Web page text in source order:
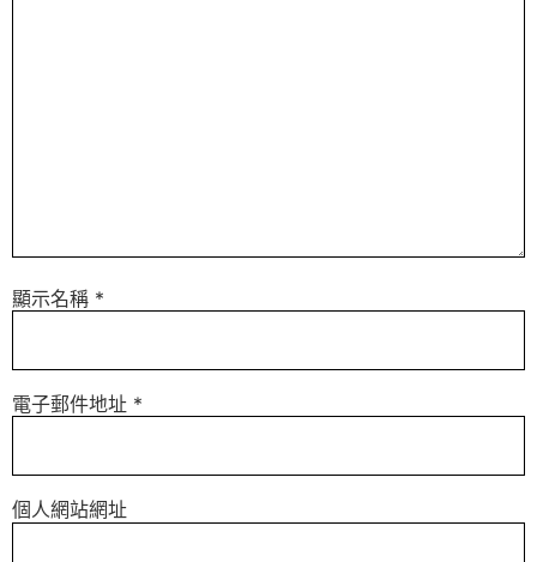
顯示名稱 *
電子郵件地址 *
個人網站網址